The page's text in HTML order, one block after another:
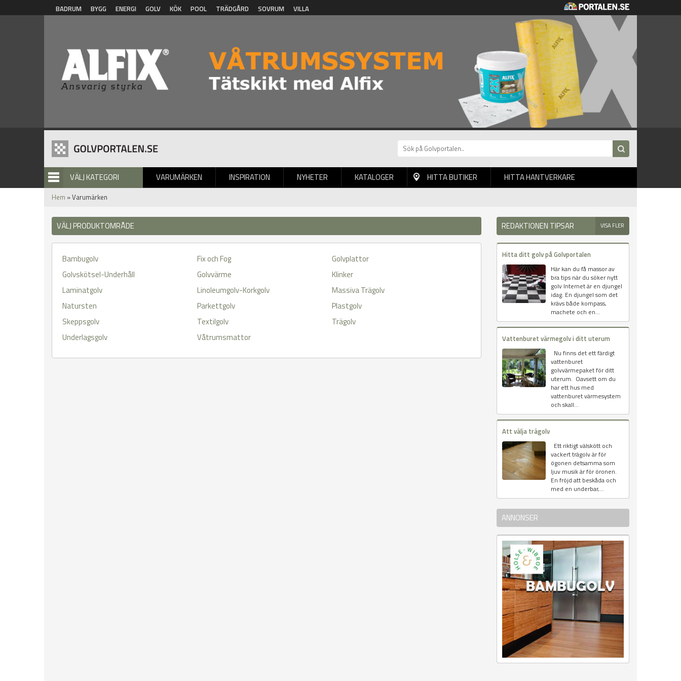
Hoppa till huvudinnehåll
BADRUM BYGG ENERGI GOLV KÖK POOL TRÄDGÅRD SOVRUM VILLA
VÄLJ KATEGORI VARUMÄRKEN INSPIRATION NYHETER
BILDGALLERI KATALOGER HITTA BUTIKER HITTA HANTVERKARE
Hem » Varumärken
VÄLJ PRODUKTOMRÅDE
Bambugolv Fix och Fog
Golvplattor
Golvskötsel-Underhåll
Golvvärme
Klinker
Laminatgolv
Linoleumgolv-Korkgolv
Massiva Trägolv
Natursten
Parkettgolv
Plastgolv
Skeppsgolv
Textilgolv
Trägolv
Underlagsgolv
Våtrumsmattor
REDAKTIONEN TIPSAR VISA FLER
Hitta ditt golv på Golvportalen
Här kan du få massor av
bra tips när du söker nytt
golv Internet är en djungel
idag. En djungel som det
krävs både kompass,
machete och en...
Vattenburet värmegolv i ditt uterum
Nu finns det ett färdigt
vattenburet
golvvärmepaket för ditt
uterum. Oavsett om du
har ett hus med
vattenburet värmesystem
och skall...
Att välja trägolv
Ett riktigt välskött och
vackert trägolv är för
ögonen detsamma som
ljuv musik är för öronen.
En fröjd att beskåda och
med en underbar,...
ANNONSER